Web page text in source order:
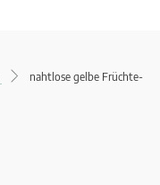
nahtlose gelbe Früchte-